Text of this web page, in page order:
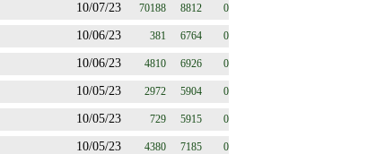
10/07/23 70188 8812 0
10/06/23 381 6764 0
10/06/23 4810 6926 0
10/05/23 2972 5904 0
10/05/23 729 5915 0
10/05/23 4380 7185 0